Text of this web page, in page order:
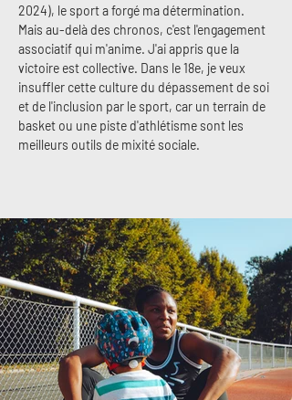
2024), le sport a forgé ma détermination.
Mais au-delà des chronos, c'est l'engagement
associatif qui m'anime. J'ai appris que la
victoire est collective. Dans le 18e, je veux
insuffler cette culture du dépassement de soi
et de l'inclusion par le sport, car un terrain de
basket ou une piste d'athlétisme sont les
meilleurs outils de mixité sociale.